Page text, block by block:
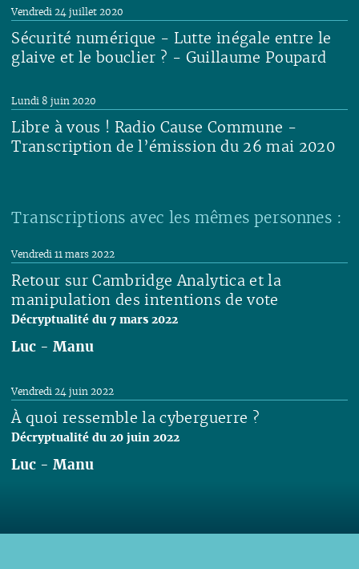
Sécurité numérique - Lutte inégale entre le
glaive et le bouclier ? - Guillaume Poupard
Vendredi 24 juillet 2020
Libre à vous ! Radio Cause Commune -
Transcription de l’émission du 26 mai 2020
Lundi 8 juin 2020
Transcriptions avec les mêmes personnes :
Retour sur Cambridge Analytica et la
manipulation des intentions de vote
Décryptualité du 7 mars 2022
Vendredi 11 mars 2022
Luc -Manu
Lire
À quoi ressemble la cyberguerre ?
Décryptualité du 20 juin 2022
Vendredi 24 juin 2022
Luc -Manu